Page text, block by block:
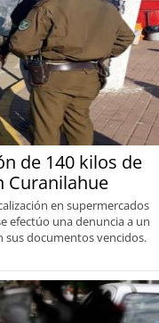
de 140 kilos de
Curanilahue
en supermercados
efectúo una denuncia a un
documentos vencidos.